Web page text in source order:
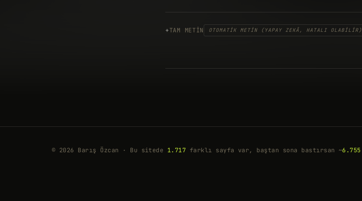
TAM METIN OTOMATIK METIN (YAPAY ZEKÂ, HATALI OLABILIR)
© 2026 Barış Özcan · Bu sitede 1.717 farklı sayfa var, baştan sona bastırsan ~6.755